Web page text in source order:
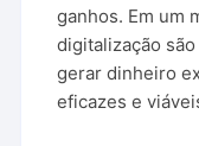
ganhos. Em um
digitalização
gerar dinheiro
eficazes e